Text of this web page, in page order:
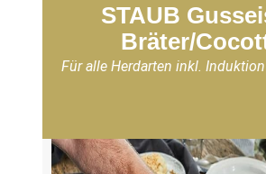
STAUB
Bräter/
Für alle Herdarten inkl.